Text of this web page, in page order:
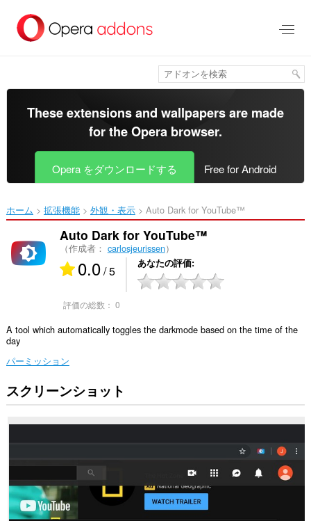
メ
ツ
移
These extensions and wallpapers are made
for theOpera browser.
Opera をダウンロードする Free for Android
ホーム 拡張機能 外観・表示 Auto Dark for YouTube™‎
Auto Dark for YouTube™
（作成者： carlosjeurissen）
0.0/ 5 あなたの評価
評価の総数： 0
A tool which automatically toggles the darkmode based on the time of the
day
パーミッション
こ
の
張
一
部
の
サ
イ
スクリーンショット